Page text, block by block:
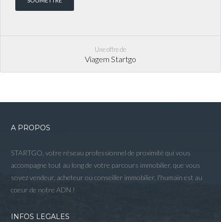
Une offre de
Viagem Startgo
A PROPOS
STARTGO, votre réseau professionnel de proximité qui vous
accompagne tout au long de votre parcours immobilier, que vous
soyez vendeur, acheteur ou conseiller immobilier, l'humain est au
coeur de notre ADN !
INFOS LEGALES